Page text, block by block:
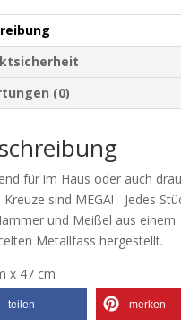
(0)
für im Haus oder auch
Kreuze sind MEGA! Jedes
und Meißel aus einem
Metallfass hergestellt.
x 47 cm
teilen merken